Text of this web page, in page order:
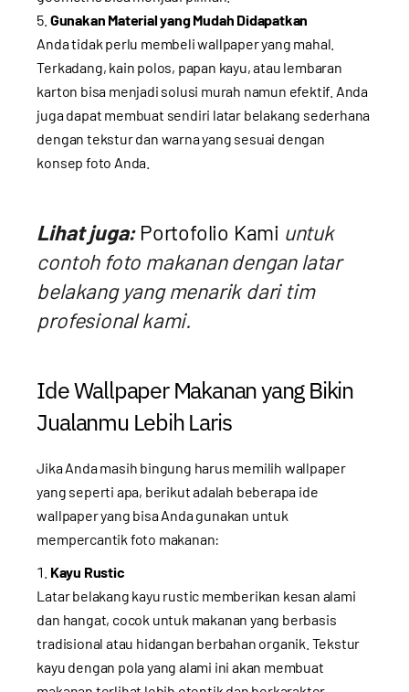
Gunakan Material yang Mudah Didapatkan
Anda tidak perlu membeli wallpaper yang mahal.
Terkadang, kain polos, papan kayu, atau lembaran
karton bisa menjadi solusi murah namun efektif. Anda
juga dapat membuat sendiri latar belakang sederhana
dengan tekstur dan warna yang sesuai dengan
konsep foto Anda.
Lihat juga: Portofolio Kami untuk
contoh foto makanan dengan latar
belakang yang menarik dari tim
profesional kami.
Ide Wallpaper Makanan yang Bikin
Jualanmu Lebih Laris
Jika Anda masih bingung harus memilih wallpaper
yang seperti apa, berikut adalah beberapa ide
wallpaper yang bisa Anda gunakan untuk
mempercantik foto makanan:
Kayu Rustic
Latar belakang kayu rustic memberikan kesan alami
dan hangat, cocok untuk makanan yang berbasis
tradisional atau hidangan berbahan organik. Tekstur
kayu dengan pola yang alami ini akan membuat